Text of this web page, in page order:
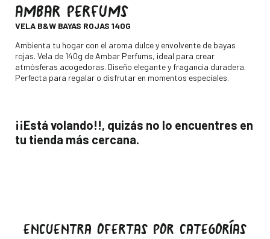
AMBAR PERFUMS-
VELA B&W BAYAS ROJAS 140G
Descripción
Ambienta tu hogar con el aroma dulce y envolvente de bayas
rojas. Vela de 140g de Ambar Perfums, ideal para crear
atmósferas acogedoras. Diseño elegante y fragancia duradera.
Perfecta para regalar o disfrutar en momentos especiales.
¡¡Está volando!!, quizás no lo encuentres en
tu tienda más cercana.
ENCUENTRA OFERTAS POR CATEGORÍAS